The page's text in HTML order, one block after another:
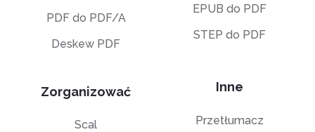
PDF do PDF/A
Deskew PDF
Zorganizować
Scal
EPUB do PDF
STEP do PDF
Inne
Przetłumacz